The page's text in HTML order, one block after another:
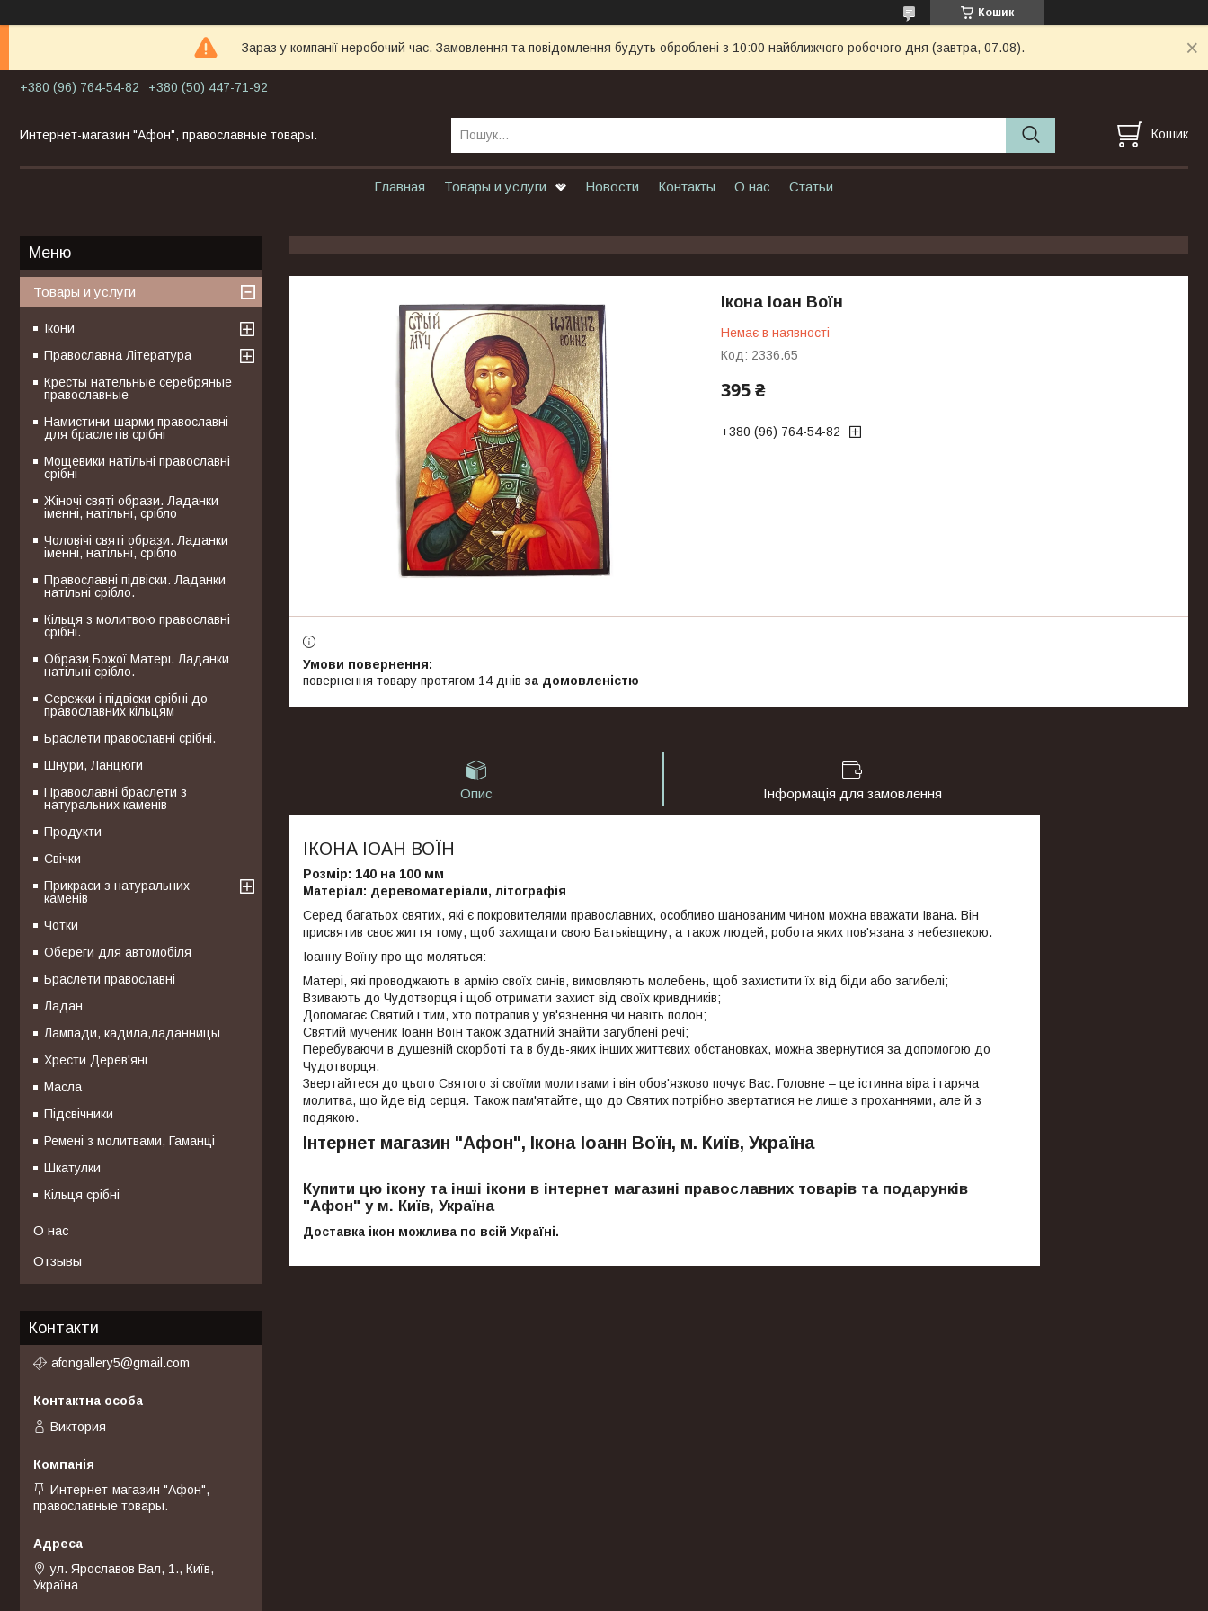
Кошик
Зараз у компанії неробочий час. Замовлення та повідомлення будуть оброблені з 10:00 найближчого робочого дня (завтра, 07.08).
+380 (96) 764-54-82 +380 (50) 447-71-92
Интернет-магазин "Афон", православные товары. Кошик
Главная Товары и услуги Новости Контакты О нас Статьи
Ікона Іоан Воїн
Немає в наявності
Код: 2336.65
395 ₴
+380 (96) 764-54-82
повернення товару протягом 14 днів за домовленістю
Опис Інформація для замовлення
ІКОНА ІОАН ВОЇН
Розмір: 140 на 100 мм
Матеріал: деревоматеріали, літографія
Серед багатьох святих, які є покровителями православних, особливо шанованим чином можна вважати Івана. Він
присвятив своє життя тому, щоб захищати свою Батьківщину, а також людей, робота яких пов'язана з небезпекою.
Іоанну Воїну про що моляться:
Матері, які проводжають в армію своїх синів, вимовляють молебень, щоб захистити їх від біди або загибелі;
Взивають до Чудотворця і щоб отримати захист від своїх кривдників;
Допомагає Святий і тим, хто потрапив у ув'язнення чи навіть полон;
Святий мученик Іоанн Воїн також здатний знайти загублені речі;
Перебуваючи в душевній скорботі та в будь-яких інших життєвих обстановках, можна звернутися за допомогою до
Чудотворця.
Звертайтеся до цього Святого зі своїми молитвами і він обов'язково почує Вас. Головне – це істинна віра і гаряча
молитва, що йде від серця. Також пам'ятайте, що до Святих потрібно звертатися не лише з проханнями, але й з
подякою.
Інтернет магазин "Афон", Ікона Іоанн Воїн, м. Київ, Україна
Купити цю ікону та інші ікони в інтернет магазині православних товарів та подарунків
"Афон" у м. Київ, Україна
Доставка ікон можлива по всій Україні.
Товары и услуги
Ікони
Православна Література
Кресты нательные серебряные
православные
Намистини-шарми православні
для браслетів срібні
Мощевики натільні православні
срібні
Жіночі святі образи. Ладанки
іменні, натільні, срібло
Чоловічі святі образи. Ладанки
іменні, натільні, срібло
Православні підвіски. Ладанки
натільні срібло.
Кільця з молитвою православні
срібні.
Образи Божої Матері. Ладанки
натільні срібло.
Сережки і підвіски срібні до
православних кільцям
Браслети православні срібні.
Шнури, Ланцюги
Православні браслети з
натуральних каменів
Продукти
Свічки
Прикраси з натуральних
каменів
Чотки
Обереги для автомобіля
Браслети православні
Ладан
Лампади, кадила,ладанницы
Хрести Дерев'яні
Масла
Підсвічники
Ремені з молитвами, Гаманці
Шкатулки
Кільця срібні
О нас
Отзывы
Контакти
afongallery5@gmail.com
Виктория
Интернет-магазин "Афон",
православные товары.
ул. Ярославов Вал, 1., Київ,
Україна